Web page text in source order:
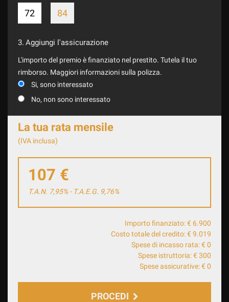
72 84
3. Aggiungi l'assicurazione
L'importo del premio è finanziato nel prestito. Tutela il tuo
rimborso. Maggiori informazioni sulla polizza.
Si, sono interessato
No, non sono interessato
La tua rata mensile
(IVA inclusa)
107 €
T.A.N. 7,95% - T.A.E.G. 9,76%
Importo finanziato: € 6.900
Costo totale del credito: € 9.019
Spese di incasso rata: € 0
Spese istruttoria: € 300
Spese assicurative: € 0
PROCEDI